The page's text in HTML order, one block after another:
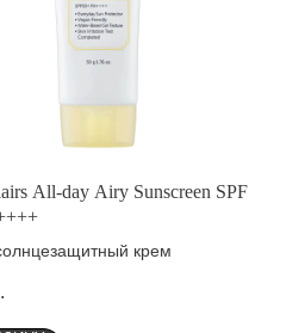
All-day Airy Sunscreen SPF
крем